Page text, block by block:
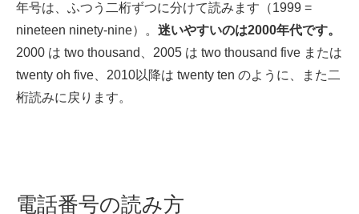
年号は、ふつう二桁ずつに分けて読みます（1999 =
nineteen ninety-nine）。 迷いやすいのは2000年代です。
2000 は two thousand、2005 は two thousand five または
twenty oh five、2010以降は twenty ten のように、また二
桁読みに戻ります。
電話番号の読み方